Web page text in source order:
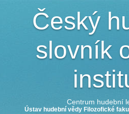
Český
slovník
Centrum hudební
Ústav hudební vědy Filozofické